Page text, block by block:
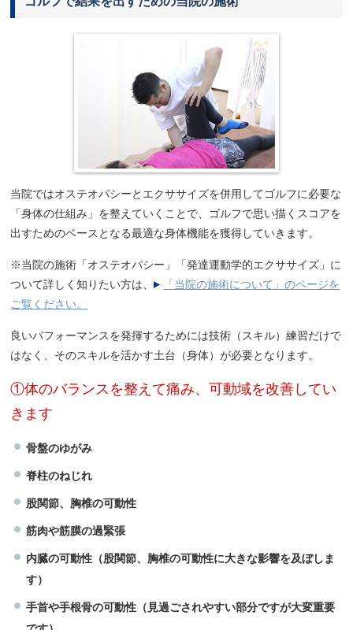
当院ではオステオパシーとエクササイズを併用してゴルフに必要な
「身体の仕組み」を整えていくことで、ゴルフで思い描くスコアを
出すためのベースとなる最適な身体機能を獲得していきます。
※当院の施術「オステオパシー」「発達運動学的エクササイズ」に
ついて詳しく知りたい方は、
「当院の施術について」のページを
ご覧ください。
良いパフォーマンスを発揮するためには技術（スキル）練習だけで
はなく、そのスキルを活かす土台（身体）が必要となります。
①体のバランスを整えて痛み、可動域を改善してい
きます
骨盤のゆがみ
脊柱のねじれ
股関節、胸椎の可動性
筋肉や筋膜の過緊張
内臓の可動性（股関節、胸椎の可動性に大きな影響を及ぼしま
す）
手首や手根骨の可動性（見過ごされやすい部分ですが大変重要